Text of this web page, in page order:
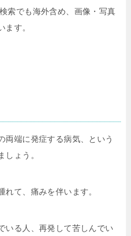
索でも海外含め、画像・写真
ます。
両端に発症する病気、という
しょう。
れて、痛みを伴います。
いる人、再発して苦しんでい